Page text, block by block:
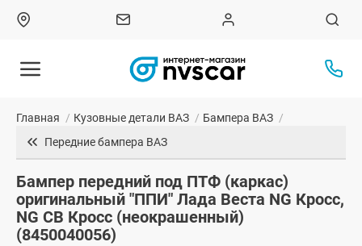
Главная / Кузовные детали ВАЗ / Бампера ВАЗ /
Передние бампера ВАЗ
Бампер передний под ПТФ (каркас)
оригинальный "ППИ" Лада Веста NG Кросс,
NG СВ Кросс (неокрашенный)
(8450040056)